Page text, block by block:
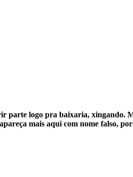
logo pra baixaria, xingando.
mais aqui com nome falso,